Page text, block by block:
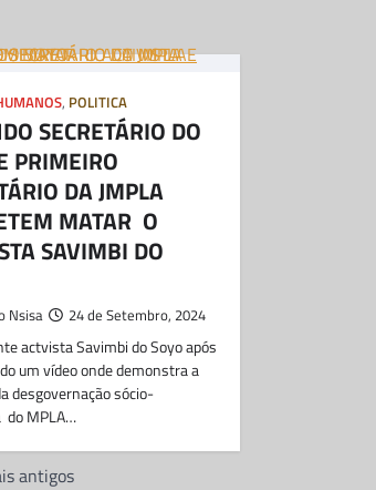
, POLITICA
SECRETÁRIO DO
PRIMEIRO
DA JMPLA
MATAR O
SAVIMBI DO
Nsisa 24 de Setembro, 2024
actvista Savimbi do Soyo após
um vídeo onde demonstra a
desgovernação sócio-
do MPLA…
antigos